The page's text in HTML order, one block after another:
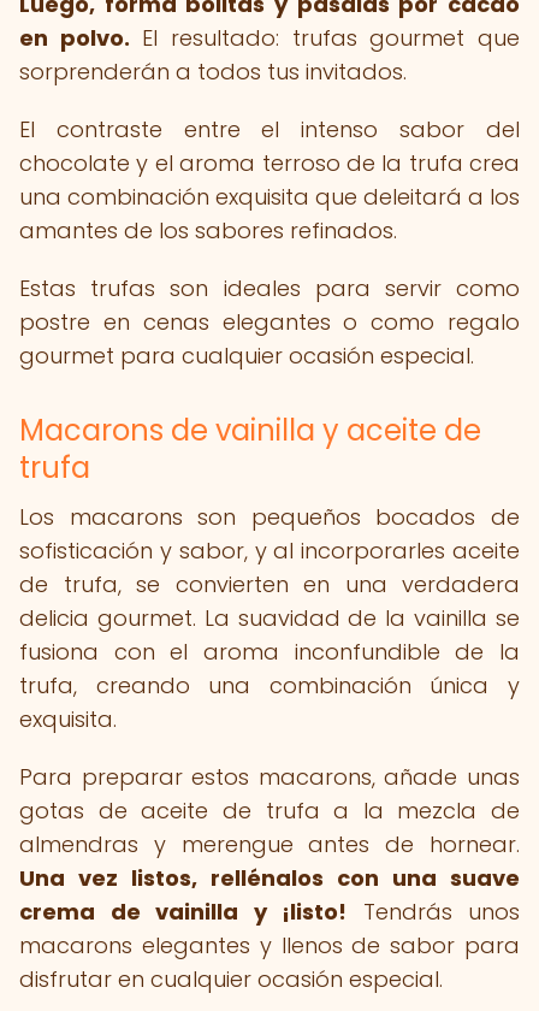
en polvo. El resultado: trufas gourmet que
sorprenderán a todos tus invitados.
El contraste entre el intenso sabor del
chocolate y el aroma terroso de la trufa crea
una combinación exquisita que deleitará a los
amantes de los sabores refinados.
Estas trufas son ideales para servir como
postre en cenas elegantes o como regalo
gourmet para cualquier ocasión especial.
Macarons de vainilla y aceite de
trufa
Los macarons son pequeños bocados de
sofisticación y sabor, y al incorporarles aceite
de trufa, se convierten en una verdadera
delicia gourmet. La suavidad de la vainilla se
fusiona con el aroma inconfundible de la
trufa, creando una combinación única y
exquisita.
Para preparar estos macarons, añade unas
gotas de aceite de trufa a la mezcla de
almendras y merengue antes de hornear.
Una vez listos, rellénalos con una suave
crema de vainilla y ¡listo! Tendrás unos
macarons elegantes y llenos de sabor para
disfrutar en cualquier ocasión especial.